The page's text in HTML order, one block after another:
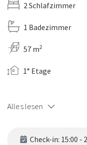
2 Schlafzimmer
1 Badezimmer
57 m2
1° Etage
Alles lesen
Check-in: 15:00 -